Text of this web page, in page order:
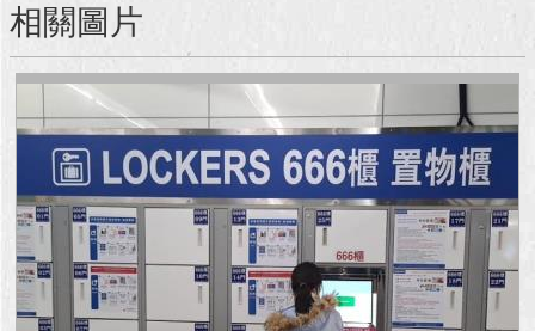
常
見
問
答
即
新
聞
澄
清
雙
相關圖片